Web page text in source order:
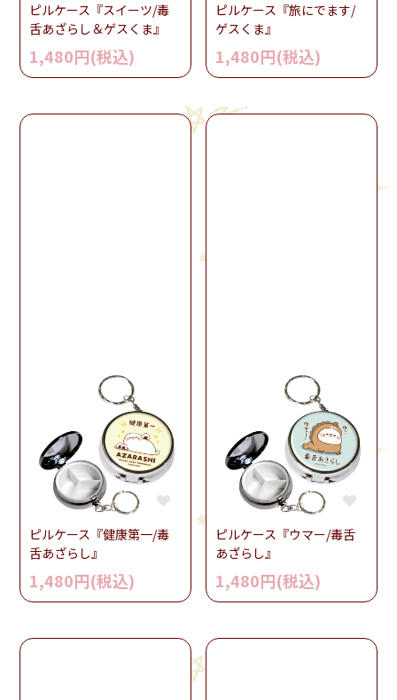
ピルケース『スイーツ/毒
舌あざらし＆ゲスくま』
1,480円(税込)
ピルケース『旅にでます/
ゲスくま』
1,480円(税込)
ピルケース『健康第一/毒
舌あざらし』
1,480円(税込)
ピルケース『ウマー/毒舌
あざらし』
1,480円(税込)